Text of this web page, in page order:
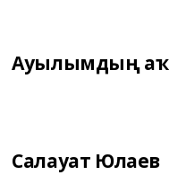
Ауылымдың аҡ
Салауат Юлаев